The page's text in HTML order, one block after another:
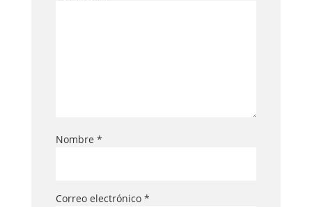
Nombre *
Correo electrónico *